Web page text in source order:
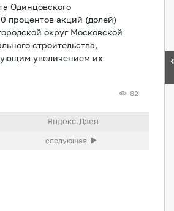
Одинцовского
процентов акций (долей)
округ Московской
строительства,
увеличением их
82